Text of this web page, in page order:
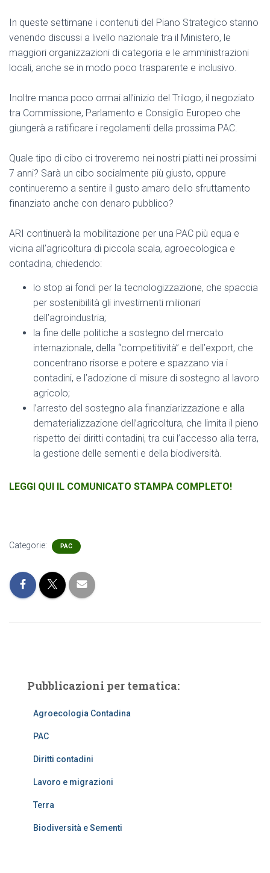
In queste settimane i contenuti del Piano Strategico stanno
venendo discussi a livello nazionale tra il Ministero, le
maggiori organizzazioni di categoria e le amministrazioni
locali, anche se in modo poco trasparente e inclusivo.
Inoltre manca poco ormai all’inizio del Trilogo, il negoziato
tra Commissione, Parlamento e Consiglio Europeo che
giungerà a ratificare i regolamenti della prossima PAC.
Quale tipo di cibo ci troveremo nei nostri piatti nei prossimi
7 anni? Sarà un cibo socialmente più giusto, oppure
continueremo a sentire il gusto amaro dello sfruttamento
finanziato anche con denaro pubblico?
ARI continuerà la mobilitazione per una PAC più equa e
vicina all’agricoltura di piccola scala, agroecologica e
contadina, chiedendo:
lo stop ai fondi per la tecnologizzazione, che spaccia
per sostenibilità gli investimenti milionari
dell’agroindustria;
la fine delle politiche a sostegno del mercato
internazionale, della “competitività” e dell’export, che
concentrano risorse e potere e spazzano via i
contadini, e l’adozione di misure di sostegno al lavoro
agricolo;
l’arresto del sostegno alla finanziarizzazione e alla
dematerializzazione dell’agricoltura, che limita il pieno
rispetto dei diritti contadini, tra cui l’accesso alla terra,
la gestione delle sementi e della biodiversità.
LEGGI QUI IL COMUNICATO STAMPA COMPLETO!
Categorie: PAC
Pubblicazioni per tematica:
Agroecologia Contadina
PAC
Diritti contadini
Lavoro e migrazioni
Terra
Biodiversità e Sementi